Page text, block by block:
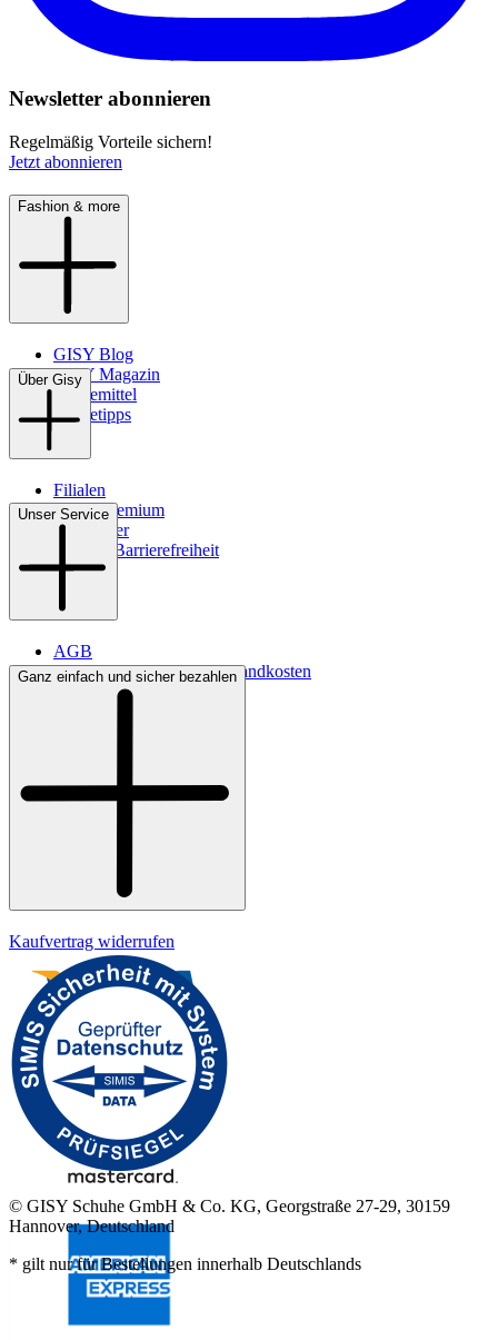
Newsletter abonnieren
Regelmäßig Vorteile sichern!
Jetzt abonnieren
Fashion & more
GISY Blog
GISY Magazin
Pflegemittel
Pflegetipps
Über Gisy
Filialen
WMS-Premium
Newsletter
Digitale Barrierefreiheit
Unser Service
AGB
Lieferbedingungen & Versandkosten
Bezahlung
Ganz einfach und sicher bezahlen
Kaufvertrag widerrufen
© GISY Schuhe GmbH & Co. KG, Georgstraße 27-29, 30159
Hannover, Deutschland
* gilt nur für Bestellungen innerhalb Deutschlands